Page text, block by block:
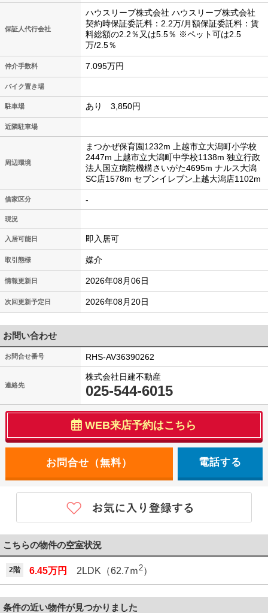
保証人代行会社
ハウスリーブ株式会社 ハウスリーブ株式会社
契約時保証委託料：2.2万/月額保証委託料：賃
料総額の2.2％又は5.5％ ※ペット可は2.5
万/2.5％
仲介手数料 7.095万円
バイク置き場
駐車場 あり 3,850円
近隣駐車場
周辺環境
まつかぜ保育園1232m 上越市立大潟町小学校
2447m 上越市立大潟町中学校1138m 独立行政
法人国立病院機構さいがた4695m ナルス大潟
SC店1578m セブンイレブン上越大潟店1102m
借家区分 -
現況
入居可能日 即入居可
取引態様 媒介
情報更新日 2026年08月06日
次回更新予定日 2026年08月20日
お問い合わせ
お問合せ番号 RHS-AV36390262
連絡先
株式会社日建不動産
025-544-6015
WEB来店予約はこちら
電話する
こちらの物件の空室状況
2階 6.45万円 2LDK（62.7ｍ2）
条件の近い物件が見つかりました